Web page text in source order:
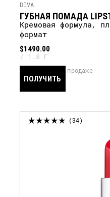
DIVA
ГУБНАЯ ПОМАДА
кремовая формула, плотное покрытие, мини-
формат
$1490.00
1.8 Г
ПОЛУЧИТЬ
скоро в продаже
34